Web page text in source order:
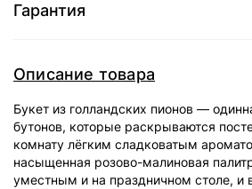
Гарантия
Описание товара
Букет из голландских пионов —
бутонов, которые раскрываются
комнату лёгким сладковатым
насыщенная розово-малиновая
уместным и на праздничном столе, и